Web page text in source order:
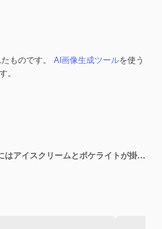
ものです。 AI画像生成ツールを使う
。
スパークリングの冬の背景にはアイスクリームとボケライトが掛かっています